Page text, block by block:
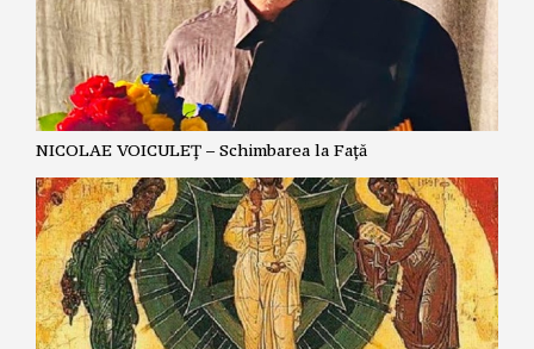
NICOLAE VOICULEȚ – Schimbarea la Față